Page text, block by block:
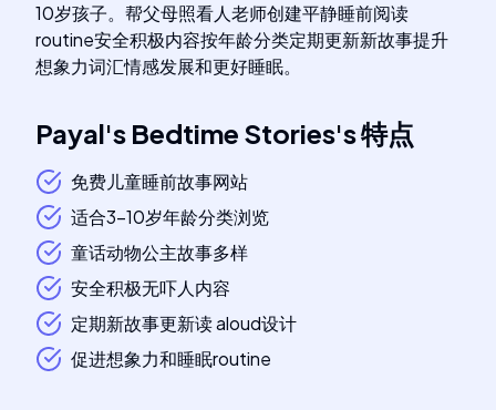
10岁孩子。帮父母照看人老师创建平静睡前阅读
routine安全积极内容按年龄分类定期更新新故事提升
想象力词汇情感发展和更好睡眠。
Payal's Bedtime Stories's特点
免费儿童睡前故事网站
适合3-10岁年龄分类浏览
童话动物公主故事多样
安全积极无吓人内容
定期新故事更新读 aloud设计
促进想象力和睡眠routine